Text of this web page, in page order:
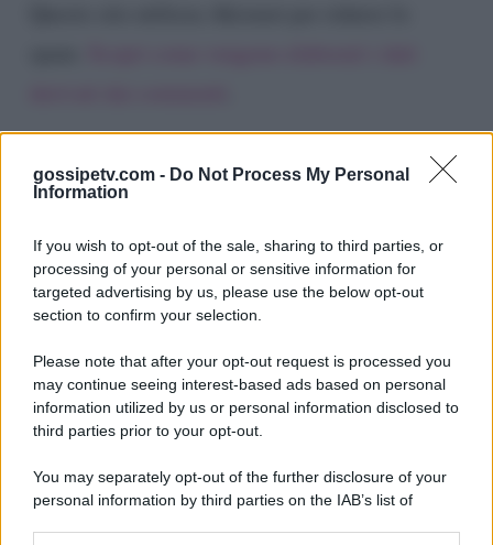
gossipetv.com - Do Not Process My Personal
Information
If you wish to opt-out of the sale, sharing to third parties, or
processing of your personal or sensitive information for
targeted advertising by us, please use the below opt-out
section to confirm your selection.
Please note that after your opt-out request is processed you
may continue seeing interest-based ads based on personal
information utilized by us or personal information disclosed to
third parties prior to your opt-out.
You may separately opt-out of the further disclosure of your
personal information by third parties on the IAB’s list of
Gossip e TV è un sito di MASTE S.r.l.
viale Luigi Majno n. 21 - 20129 Milano (MI)
P.Iva 10909580960
Categorie